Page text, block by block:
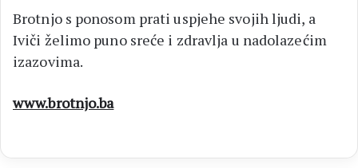
Brotnjo s ponosom prati uspjehe svojih ljudi, a
Iviči želimo puno sreće i zdravlja u nadolazećim
izazovima.
www.brotnjo.ba